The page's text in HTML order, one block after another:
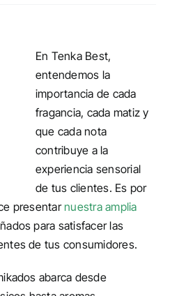
En Tenka Best,
entendemos la
importancia de cada
fragancia, cada matiz y
que cada nota
contribuye a la
experiencia sensorial
de tus clientes. Es por
presentarnuestra amplia
para satisfacer las
de tus consumidores.
abarca desde